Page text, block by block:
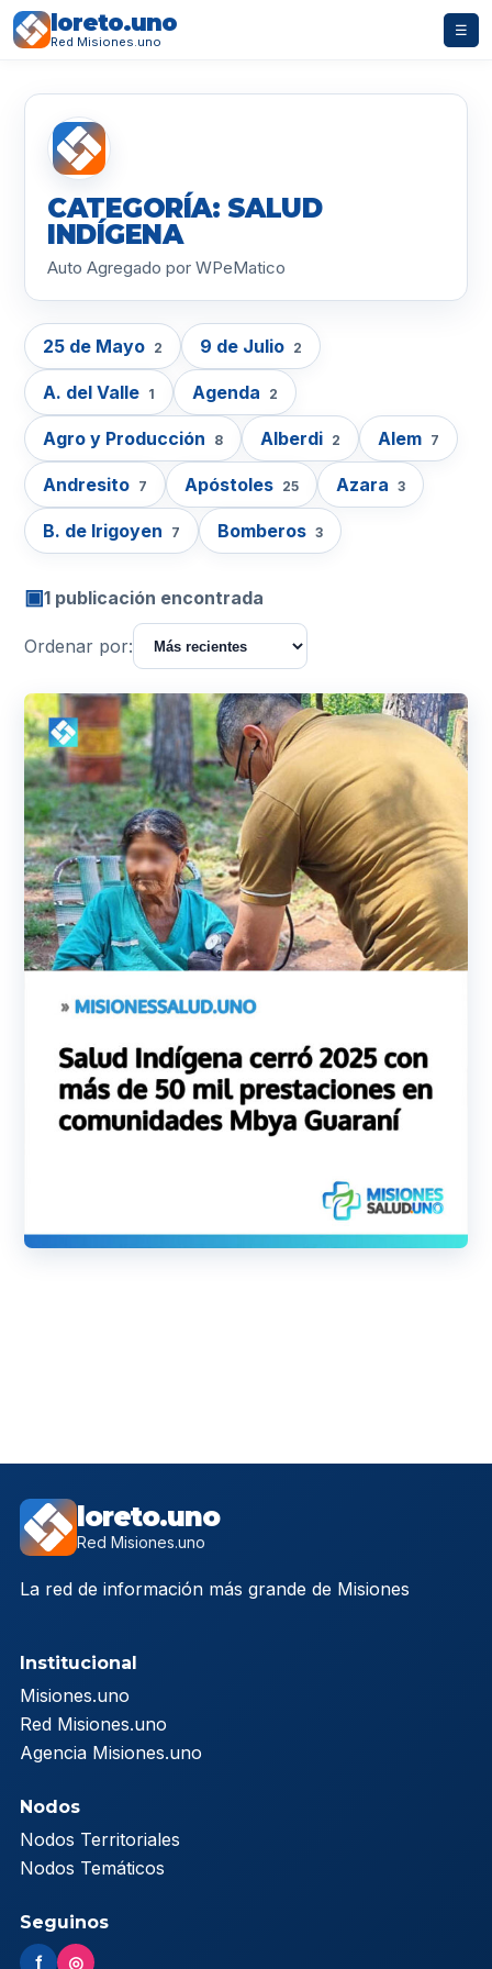
loreto.uno
Red Misiones.uno
☰
CATEGORÍA: SALUD
INDÍGENA
Auto Agregado por WPeMatico
25 de Mayo 2 9 de Julio 2
A. del Valle 1 Agenda 2
Agro y Producción 8 Alberdi 2 Alem 7
Andresito 7 Apóstoles 25 Azara 3
B. de Irigoyen 7 Bomberos 3
▣1 publicación encontrada
Ordenar por:
loreto.uno
Red Misiones.uno
La red de información más grande de Misiones
Institucional
Misiones.uno
Red Misiones.uno
Agencia Misiones.uno
Nodos
Nodos Territoriales
Nodos Temáticos
Seguinos
f ◎